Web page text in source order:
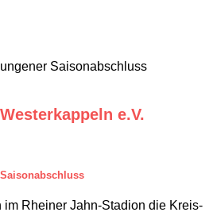
Saisonabschluss
e.V.
im Rheiner Jahn-Stadion die Kreis-